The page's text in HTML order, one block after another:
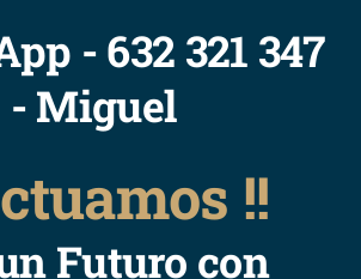
- 632 321 347
- Miguel
!!
Futuro con